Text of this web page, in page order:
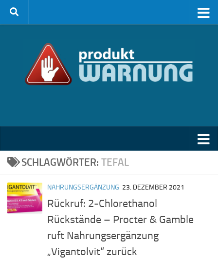
Zum Inhalt springen
SCHLAGWÖRTER: TEFAL
NAHRUNGSERGÄNZUNG 23. DEZEMBER 2021
Rückruf: 2-Chlorethanol
Rückstände – Procter & Gamble
ruft Nahrungsergänzung
„Vigantolvit“ zurück